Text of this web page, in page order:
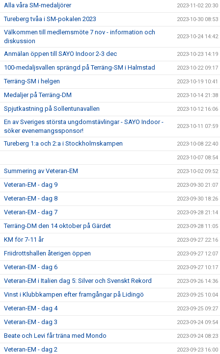
Alla våra SM-medaljörer 2023-11-02 20:30
Tureberg tvåa i SM-pokalen 2023 2023-10-30 08:53
Välkommen till medlemsmöte 7 nov - information och
diskussion
2023-10-24 14:42
Anmälan öppen till SAYO Indoor 2-3 dec 2023-10-23 14:19
100-medaljsvallen sprängd på Terräng-SM i Halmstad 2023-10-22 09:17
Terräng-SM i helgen 2023-10-19 10:41
Medaljer på Terräng-DM 2023-10-14 21:38
Spjutkastning på Sollentunavallen 2023-10-12 16:06
En av Sveriges största ungdomstävlingar - SAYO Indoor -
söker evenemangssponsor!
2023-10-11 07:59
Tureberg 1:a och 2:a i Stockholmskampen 2023-10-08 22:40
2023-10-07 08:54
Summering av Veteran-EM 2023-10-02 09:52
Veteran-EM - dag 9 2023-09-30 21:07
Veteran-EM - dag 8 2023-09-30 18:26
Veteran-EM - dag 7 2023-09-28 21:14
Terräng-DM den 14 oktober på Gärdet 2023-09-28 11:05
KM för 7-11 år 2023-09-27 22:16
Friidrottshallen återigen öppen 2023-09-27 12:07
Veteran-EM - dag 6 2023-09-27 10:17
Veteran-EM i Italien dag 5: Silver och Svenskt Rekord 2023-09-26 14:36
Vinst i Klubbkampen efter framgångar på Lidingö 2023-09-25 10:04
Veteran-EM - dag 4 2023-09-25 09:27
Veteran-EM - dag 3 2023-09-24 09:54
Beate och Levi får träna med Mondo 2023-09-24 08:23
Veteran-EM - dag 2 2023-09-23 16:00